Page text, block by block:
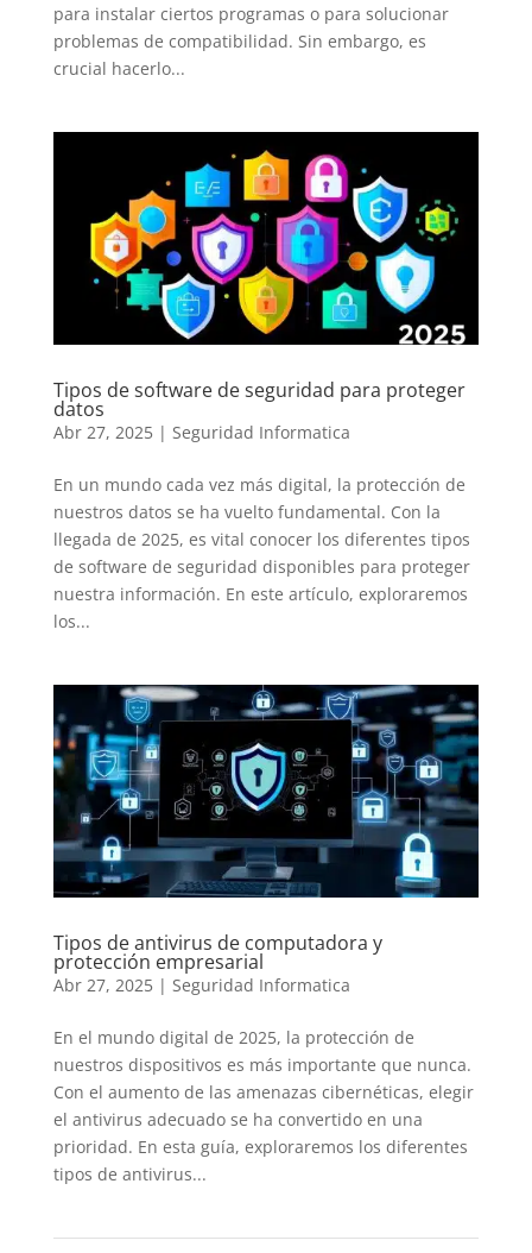
para instalar ciertos programas o para solucionar
problemas de compatibilidad. Sin embargo, es
crucial hacerlo...
Tipos de software de seguridad para proteger
datos
Abr 27, 2025| Seguridad Informatica
En un mundo cada vez más digital, la protección de
nuestros datos se ha vuelto fundamental. Con la
llegada de 2025, es vital conocer los diferentes tipos
de software de seguridad disponibles para proteger
nuestra información. En este artículo, exploraremos
los...
Tipos de antivirus de computadora y
protección empresarial
Abr 27, 2025| Seguridad Informatica
En el mundo digital de 2025, la protección de
nuestros dispositivos es más importante que nunca.
Con el aumento de las amenazas cibernéticas, elegir
el antivirus adecuado se ha convertido en una
prioridad. En esta guía, exploraremos los diferentes
tipos de antivirus...